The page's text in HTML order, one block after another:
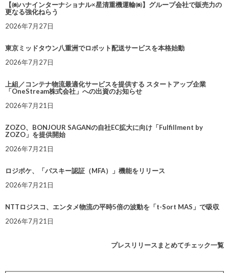
【㈱ハナインターナショナル×星清重機運輸㈱】グループ会社で販売力の
更なる強化ねらう
2026年7月27日
東京ミッドタウン八重洲でロボット配送サービスを本格始動
2026年7月27日
上組／コンテナ物流最適化サービスを提供する スタートアップ企業
「OneStream株式会社」への出資のお知らせ
2026年7月21日
ZOZO、BONJOUR SAGANの自社EC拡大に向け「Fulfillment by
ZOZO」を提供開始
2026年7月21日
ロジポケ、「パスキー認証（MFA）」機能をリリース
2026年7月21日
NTTロジスコ、エンタメ物流の平時5倍の波動を「t-Sort MAS」で吸収
2026年7月21日
プレスリリースまとめてチェック一覧